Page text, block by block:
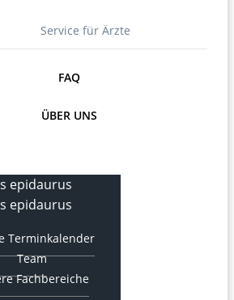
Service für Ärzte
FAQ
ÜBER UNS
Terminkalender
Team
Fachbereiche